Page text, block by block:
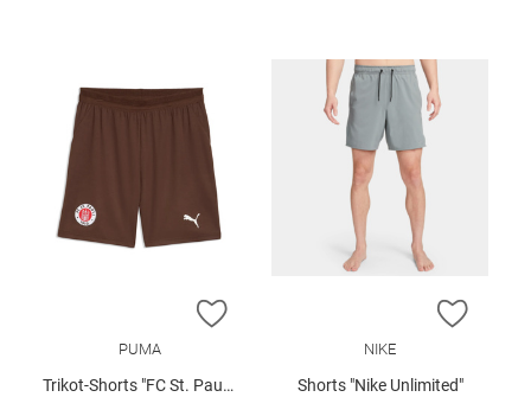
ZUR WUNSCHLISTE HINZUFÜGEN
PUMA
Trikot-Shorts "FC St. Pauli 26/27"
ZUR
NIKE
Shorts "Nike Unlimited"